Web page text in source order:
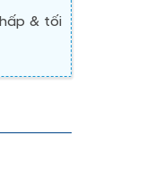
& tối